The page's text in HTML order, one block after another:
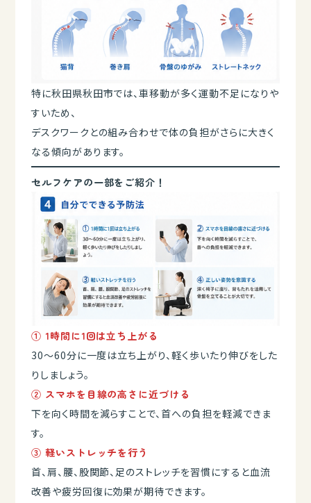
特に秋田県秋田市では、車移動が多く運動不足になりや
すいため、
デスクワークとの組み合わせで体の負担がさらに大きく
なる傾向があります。
セルフケアの一部をご紹介！
① 1時間に1回は立ち上がる
30～60分に一度は立ち上がり、軽く歩いたり伸びをした
りしましょう。
② スマホを目線の高さに近づける
下を向く時間を減らすことで、首への負担を軽減できま
す。
③ 軽いストレッチを行う
首、肩、腰、股関節、足のストレッチを習慣にすると血流
改善や疲労回復に効果が期待できます。